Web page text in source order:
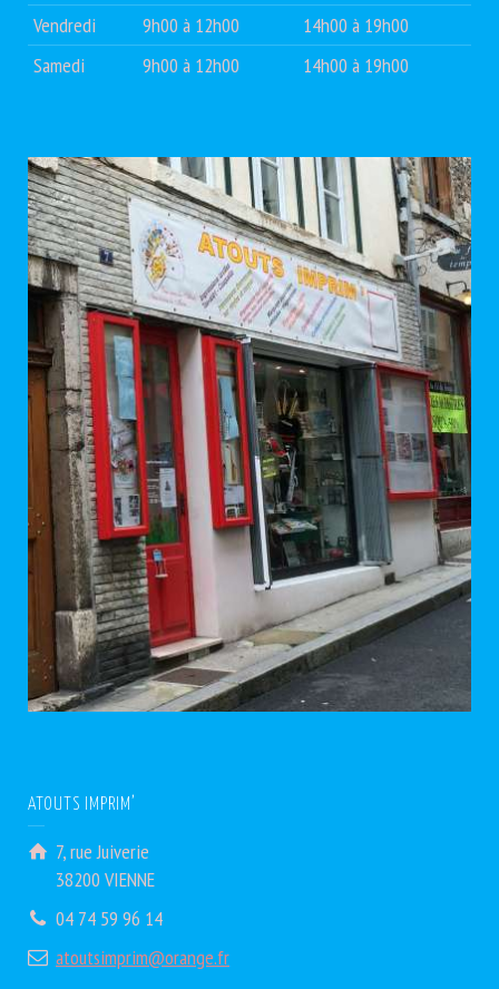
Vendredi
9h00 à 12h00
14h00 à 19h00
Samedi
9h00 à 12h00 14h00 à 19h00
ATOUTS IMPRIM’
7, rue Juiverie
38200 VIENNE
04 74 59 96 14
atoutsimprim@orange.fr